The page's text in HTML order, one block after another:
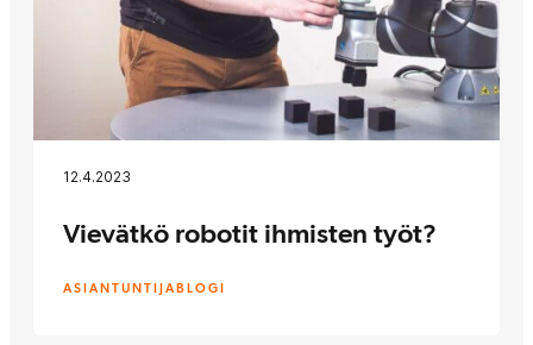
12.4.2023
ASIANTUNTIJABLOGI
Vievätkö robotit ihmisten työt?